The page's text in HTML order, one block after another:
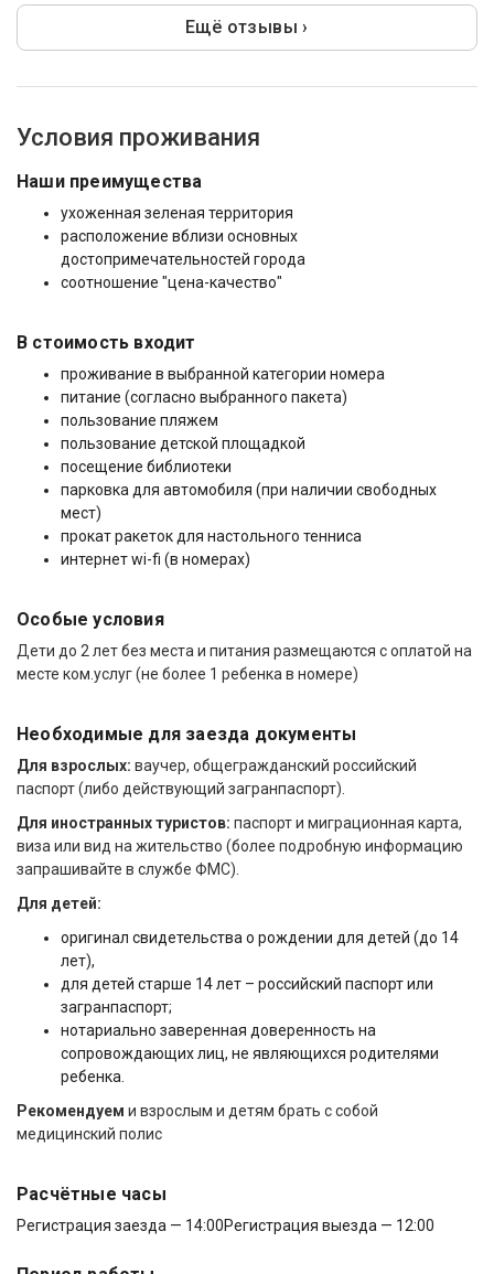
Ещё отзывы ›
Условия проживания
Наши преимущества
ухоженная зеленая территория
расположение вблизи основных
достопримечательностей города
соотношение "цена-качество"
В стоимость входит
проживание в выбранной категории номера
питание (согласно выбранного пакета)
пользование пляжем
пользование детской площадкой
посещение библиотеки
парковка для автомобиля (при наличии свободных
мест)
прокат ракеток для настольного тенниса
интернет wi-fi (в номерах)
Особые условия
Дети до 2 лет без места и питания размещаются с оплатой на
месте ком.услуг (не более 1 ребенка в номере)
Необходимые для заезда документы
Для взрослых: ваучер, общегражданский российский
паспорт (либо действующий загранпаспорт).
Для иностранных туристов: паспорт и миграционная карта,
виза или вид на жительство (более подробную информацию
запрашивайте в службе ФМС).
Для детей:
оригинал свидетельства о рождении для детей (до 14
лет),
для детей старше 14 лет – российский паспорт или
загранпаспорт;
нотариально заверенная доверенность на
сопровождающих лиц, не являющихся родителями
ребенка.
Рекомендуем и взрослым и детям брать с собой
медицинский полис
Расчётные часы
Регистрация заезда — 14:00Регистрация выезда — 12:00